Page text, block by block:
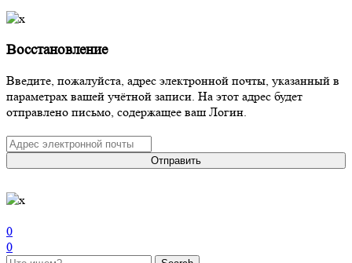
Восстановление
Введите, пожалуйста, адрес электронной почты, указанный в
параметрах вашей учётной записи. На этот адрес будет
отправлено письмо, содержащее ваш Логин.
Отправить
0
0